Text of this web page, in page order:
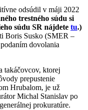
odsúdil v máji 2022
trestného súdu si
súdu SR nájdete tu.)
Boris Susko (SMER –
dovolania
takáčovcov, ktorej
prepustenie
Hrubalom, je už
Michal Stanislav po
prokuratúre.